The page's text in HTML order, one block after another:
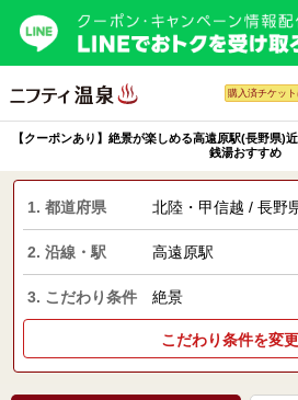
購入済チケッ
【クーポンあり】絶景が楽しめる高遠原駅(長野県)
銭湯おすすめ
1. 都道府県 北陸・甲信越 / 長野
2. 沿線・駅 高遠原駅
3. こだわり条件 絶景
こだわり条件を変